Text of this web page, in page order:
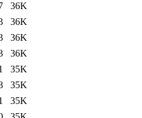
36K
36K
36K
36K
35K
35K
35K